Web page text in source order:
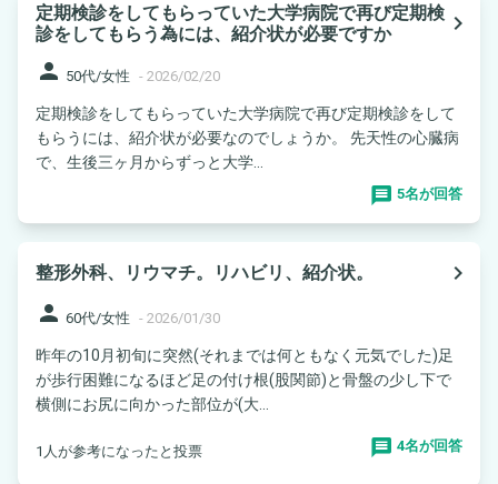
定期検診をしてもらっていた大学病院で再び定期検
診をしてもらう為には、紹介状が必要ですか
navigate_next
person 50代/女性 - 2026/02/20
定期検診をしてもらっていた大学病院で再び定期検診をして
もらうには、紹介状が必要なのでしょうか。 先天性の心臓病
で、生後三ヶ月からずっと大学...
5名が回答
整形外科、リウマチ。リハビリ、紹介状。
navigate_next
person 60代/女性 - 2026/01/30
昨年の10月初旬に突然(それまでは何ともなく元気でした)足
が歩行困難になるほど足の付け根(股関節)と骨盤の少し下で
横側にお尻に向かった部位が(大...
1人が参考になったと投票 4名が回答